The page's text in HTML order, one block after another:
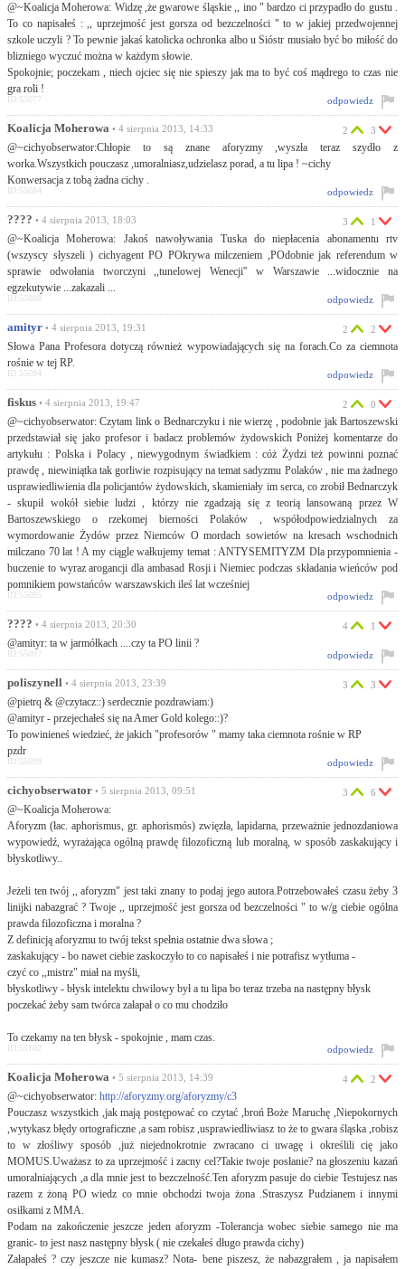
@~Koalicja Moherowa: Widzę ,że gwarowe śląskie ,, ino " bardzo ci przypadło do gustu .
To co napisałeś : ,, uprzejmość jest gorsza od bezczelności " to w jakiej przedwojennej
szkole uczyli ? To pewnie jakaś katolicka ochronka albo u Sióstr musiało być bo miłość do
blizniego wyczuć można w każdym słowie.
Spokojnie; poczekam , niech ojciec się nie spieszy jak ma to być coś mądrego to czas nie
gra roli !
odpowiedz
ID:55077
Koalicja Moherowa • 4 sierpnia 2013, 14:33
@~cichyobserwator:Chłopie to są znane aforyzmy ,wyszła teraz szydło z
worka.Wszystkich pouczasz ,umoralniasz,udzielasz porad, a tu lipa ! ~cichy
Konwersacja z tobą żadna cichy .
2 3
odpowiedz
ID:55084
???? • 4 sierpnia 2013, 18:03
@~Koalicja Moherowa: Jakoś nawoływania Tuska do niepłacenia abonamentu rtv
(wszyscy słyszeli ) cichyagent PO POkrywa milczeniem ,POdobnie jak referendum w
sprawie odwołania tworczyni ,,tunelowej Wenecji'' w Warszawie ...widocznie na
egzekutywie ...zakazali ...
3 1
odpowiedz
ID:55088
amityr • 4 sierpnia 2013, 19:31
Słowa Pana Profesora dotyczą również wypowiadających się na forach.Co za ciemnota
rośnie w tej RP.
2 2
odpowiedz
ID:55094
fiskus • 4 sierpnia 2013, 19:47
@~cichyobserwator: Czytam link o Bednarczyku i nie wierzę , podobnie jak Bartoszewski
przedstawiał się jako profesor i badacz problemów żydowskich Poniżej komentarze do
artykułu : Polska i Polacy , niewygodnym świadkiem : cóż Żydzi też powinni poznać
prawdę , niewiniątka tak gorliwie rozpisujący na temat sadyzmu Polaków , nie ma żadnego
usprawiedliwienia dla policjantów żydowskich, skamieniały im serca, co zrobił Bednarczyk
- skupił wokół siebie ludzi , którzy nie zgadzają się z teorią lansowaną przez W
Bartoszewskiego o rzekomej bierności Polaków , współodpowiedzialnych za
wymordowanie Żydów przez Niemców O mordach sowietów na kresach wschodnich
milczano 70 lat ! A my ciągle wałkujemy temat : ANTYSEMITYZM Dla przypomnienia -
buczenie to wyraz arogancji dla ambasad Rosji i Niemiec podczas składania wieńców pod
pomnikiem powstańców warszawskich ileś lat wcześniej
2 0
odpowiedz
ID:55095
???? • 4 sierpnia 2013, 20:30
@amityr: ta w jarmółkach ....czy ta PO linii ?
4 1
odpowiedz
ID:55097
poliszynell • 4 sierpnia 2013, 23:39
@pietrq & @czytacz::) serdecznie pozdrawiam:)
@amityr - przejechałeś się na Amer Gold kolego::)?
To powinieneś wiedzieć, że jakich "profesorów " mamy taka ciemnota rośnie w RP
pzdr
3 3
odpowiedz
ID:55099
cichyobserwator • 5 sierpnia 2013, 09:51
@~Koalicja Moherowa:
Aforyzm (łac. aphorismus, gr. aphorismós) zwięzła, lapidarna, przeważnie jednozdaniowa
wypowiedź, wyrażająca ogólną prawdę filozoficzną lub moralną, w sposób zaskakujący i
błyskotliwy..
Jeżeli ten twój ,, aforyzm" jest taki znany to podaj jego autora.Potrzebowałeś czasu żeby 3
linijki nabazgrać ? Twoje ,, uprzejmość jest gorsza od bezczelności " to w/g ciebie ogólna
prawda filozoficzna i moralna ?
Z definicją aforyzmu to twój tekst spełnia ostatnie dwa słowa ;
zaskakujący - bo nawet ciebie zaskoczyło to co napisałeś i nie potrafisz wytłuma -
czyć co ,,mistrz" miał na myśli,
błyskotliwy - błysk intelektu chwilowy był a tu lipa bo teraz trzeba na następny błysk
poczekać żeby sam twórca załapał o co mu chodziło
To czekamy na ten błysk - spokojnie , mam czas.
3 6
odpowiedz
ID:55102
Koalicja Moherowa • 5 sierpnia 2013, 14:39
@~cichyobserwator: http://aforyzmy.org/aforyzmy/c3
Pouczasz wszystkich ,jak mają postępować co czytać ,broń Boże Maruchę ,Niepokornych
,wytykasz błędy ortograficzne ,a sam robisz ,usprawiedliwiasz to że to gwara śląska ,robisz
to w złośliwy sposób ,już niejednokrotnie zwracano ci uwagę i określili cię jako
MOMUS.Uważasz to za uprzejmość i zacny cel?Takie twoje posłanie? na głoszeniu kazań
umoralniających ,a dla mnie jest to bezczelność.Ten aforyzm pasuje do ciebie Testujesz nas
razem z żoną PO wiedz co mnie obchodzi twoja żona .Straszysz Pudzianem i innymi
osiłkami z MMA.
Podam na zakończenie jeszcze jeden aforyzm -Tolerancja wobec siebie samego nie ma
granic- to jest nasz następny błysk ( nie czekałeś długo prawda cichy)
Załapałeś ? czy jeszcze nie kumasz? Nota- bene piszesz, że nabazgrałem , ja napisałem
4 2